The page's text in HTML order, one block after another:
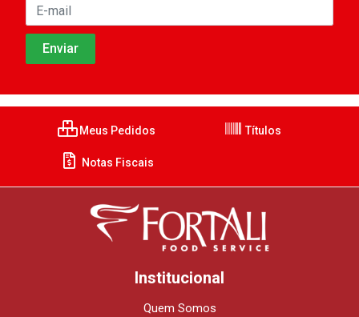
Meus Pedidos Títulos
Notas Fiscais
Institucional
Quem Somos